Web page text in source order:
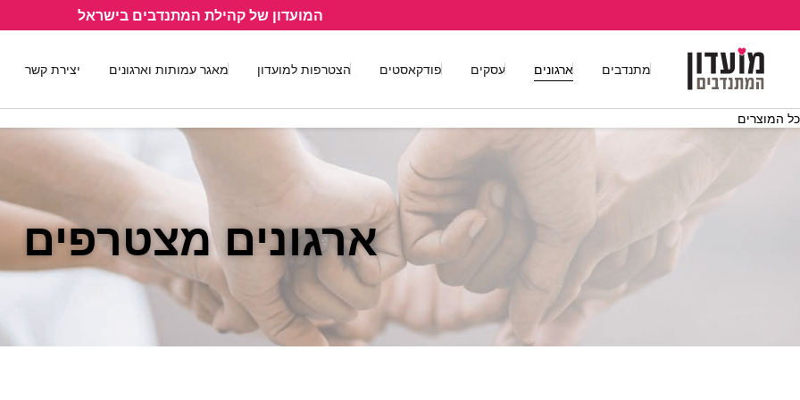
המועדון של קהילת המתנדבים בישראל
מתנדבים ארגונים עסקים פודקאסטים הצטרפות למועדון מאגר עמותות וארגונים יצירת קשר
כל המוצרים
ארגונים מצטרפים